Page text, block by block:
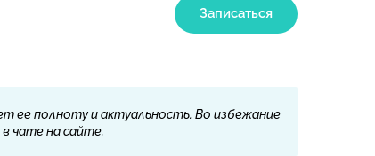
Записаться
ее полноту и актуальность. Во избежание
чате на сайте.